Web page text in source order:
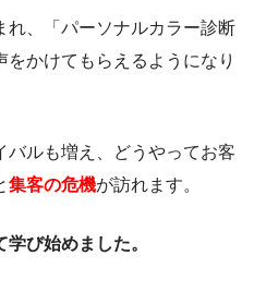
れ、「パーソナルカラー診断
かけてもらえるようになり
バルも増え、どうやってお客
集客の危機が訪れます。
び始めました。